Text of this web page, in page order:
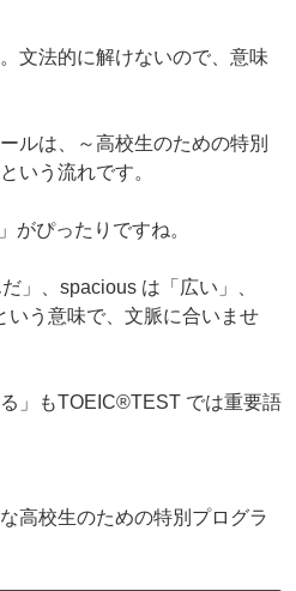
文法的に解けないので、意味
ルは、～高校生のための特別
いう流れです。
がぴったりですね。
」、spacious は「広い」、
いう意味で、文脈に合いませ
」もTOEIC®TEST では重要語
高校生のための特別プログラ